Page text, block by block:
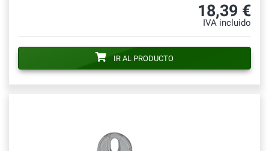
18,39 €
IVA incluido
IR AL PRODUCTO